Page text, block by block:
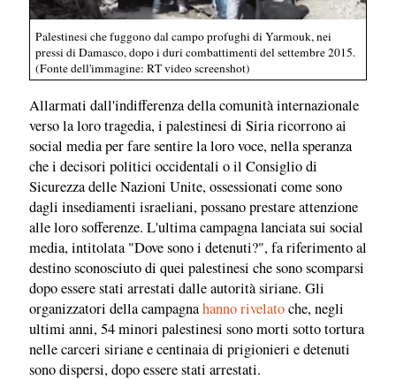
Palestinesi che fuggono dal campo profughi di Yarmouk, nei
pressi di Damasco, dopo i duri combattimenti del settembre 2015.
(Fonte dell'immagine: RT video screenshot)
Allarmati dall'indifferenza della comunità internazionale
verso la loro tragedia, i palestinesi di Siria ricorrono ai
social media per fare sentire la loro voce, nella speranza
che i decisori politici occidentali o il Consiglio di
Sicurezza delle Nazioni Unite, ossessionati come sono
dagli insediamenti israeliani, possano prestare attenzione
alle loro sofferenze. L'ultima campagna lanciata sui social
media, intitolata "Dove sono i detenuti?", fa riferimento al
destino sconosciuto di quei palestinesi che sono scomparsi
dopo essere stati arrestati dalle autorità siriane. Gli
organizzatori della campagnahanno rivelatoche, negli
ultimi anni, 54 minori palestinesi sono morti sotto tortura
nelle carceri siriane e centinaia di prigionieri e detenuti
sono dispersi, dopo essere stati arrestati.